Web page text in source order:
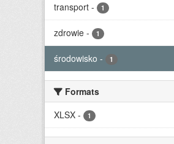
transport - 1
zdrowie - 1
środowisko - 1
Formats
XLSX - 1